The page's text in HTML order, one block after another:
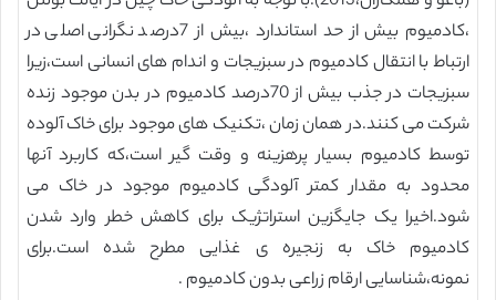
،کادمیوم بیش از حد استاندارد ،بیش از 7درصد نگرانی اصلی در
ارتباط با انتقال کادمیوم در سبزیجات و اندام های انسانی است،زیرا
سبزیجات در جذب بیش از 70درصد کادمیوم در بدن موجود زنده
شرکت می کنند.در همان زمان ،تکنیک های موجود برای خاک آلوده
توسط کادمیوم بسیار پرهزینه و وقت گیر است،که کاربرد آنها
محدود به مقدار کمتر آلودگی کادمیوم موجود در خاک می
شود.اخیرا یک جایگزین استراتژیک برای کاهش خطر وارد شدن
کادمیوم خاک به زنجیره ی غذایی مطرح شده است.برای
نمونه،شناسایی ارقام زراعی بدون کادمیوم .